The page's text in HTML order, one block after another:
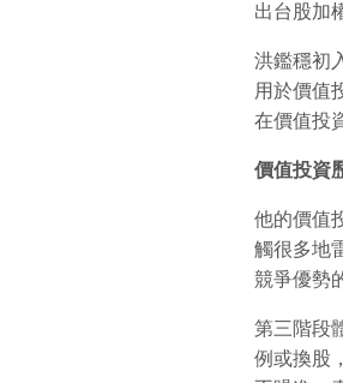
出台股加
洪鑑穩初
用於價值
在價值投
價值投資
他的價值
觸很多地
競爭優勢
第三階段
例或換股